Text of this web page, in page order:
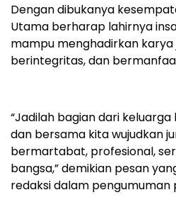
Dengan dibukanya
Utama berharap lahirnya
mampu menghadirkan
berintegritas, dan
“Jadilah bagian dari
dan bersama kita wujudkan
bermartabat, profesional,
bangsa,” demikian pesan
redaksi dalam